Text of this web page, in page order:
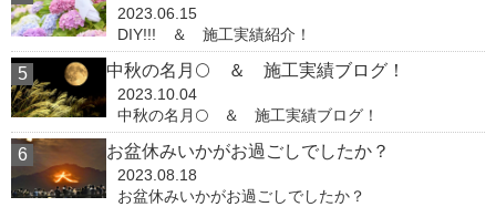
2023.06.15
DIY!!! ＆ 施工実績紹介！
中秋の名月🌕 ＆ 施工実績ブログ！
2023.10.04
中秋の名月🌕 ＆ 施工実績ブログ！
お盆休みいかがお過ごしでしたか？
2023.08.18
お盆休みいかがお過ごしでしたか？